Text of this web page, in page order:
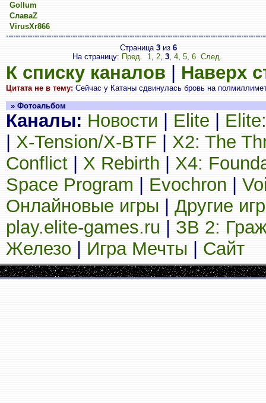
Gollum
СлаваZ
VirusXr866
Страница 3 из 6
На страницу: Пред. 1, 2, 3, 4, 5, 6 След.
К списку каналов Наверх
Цитата не в тему: Сейчас у Катаны сдвинулась бровь на
» Фотоальбом
Каналы: Новости Elite
X-Tension/X-BTF
X2: The
Conflict
X Rebirth
X4:
Space Program
Evochron
Онлайновые игры
Другие
play.elite-games.ru
ЗВ 2:
Железо
Игра Мечты Сайт